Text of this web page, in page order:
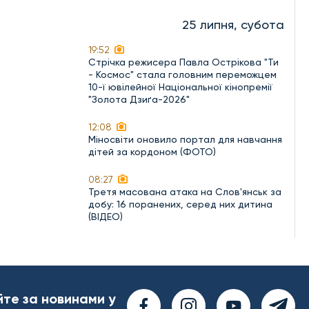
25 липня, субота
19:52
Стрічка режисера Павла Острікова "Ти
- Космос" стала головним переможцем
10-ї ювілейної Національної кінопремії
"Золота Дзиґа-2026"
12:08
Міносвіти оновило портал для навчання
дітей за кордоном (ФОТО)
08:27
Третя масована атака на Слов'янськ за
добу: 16 поранених, серед них дитина
(ВІДЕО)
за новинами у